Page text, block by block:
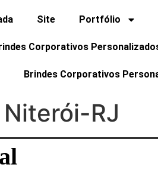
Site Portfólio
Corporativos
Brindes Corporativos
RJ